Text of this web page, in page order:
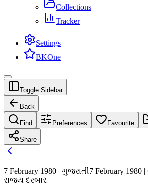
Collections
Tracker
Settings
BKOne
Toggle Sidebar
Back
Find Preferences Favourite
Share
7 February 1980 | ગુજરાતી7 February 1980
રાજ્ય દરબાર